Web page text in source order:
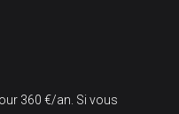
360 €/an. Si vous